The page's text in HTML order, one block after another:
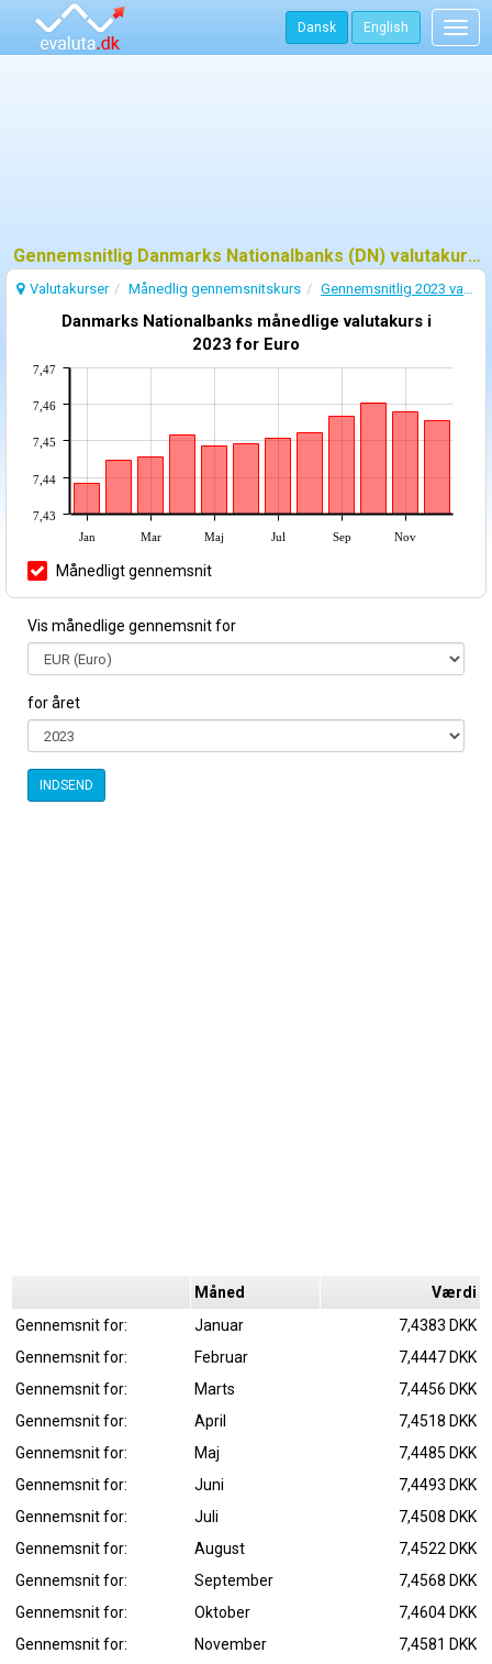
Dansk English
Gennemsnitlig Danmarks Nationalbanks (DN) valutakurs - 2023
Valutakurser Månedlig gennemsnitskurs Gennemsnitlig 2023 valutakurs
Danmarks Nationalbanks månedlige valutakurs i
2023 for Euro
Jan Mar Maj Jul Sep Nov
7,43
7,44
7,45
7,46
7,47
Månedligt gennemsnit
Vis månedlige gennemsnit for
for året
INDSEND
Måned
Værdi
Gennemsnit for:
Januar
7,4383 DKK
Gennemsnit for:
Februar
7,4447 DKK
Gennemsnit for:
Marts
7,4456 DKK
Gennemsnit for:
April
7,4518 DKK
Gennemsnit for:
Maj
7,4485 DKK
Gennemsnit for:
Juni
7,4493 DKK
Gennemsnit for:
Juli
7,4508 DKK
Gennemsnit for:
August
7,4522 DKK
Gennemsnit for:
September
7,4568 DKK
Gennemsnit for:
Oktober
7,4604 DKK
Gennemsnit for:
November
7,4581 DKK